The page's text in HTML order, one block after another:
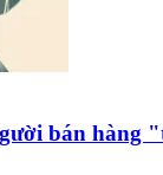
bán hàng